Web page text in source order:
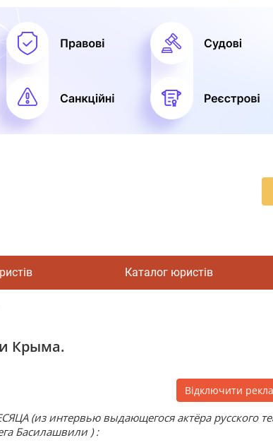
Каталог юристів
Крыма.
Відключити
(из интервью выдающегося актёра русского
Басилашвили ) :